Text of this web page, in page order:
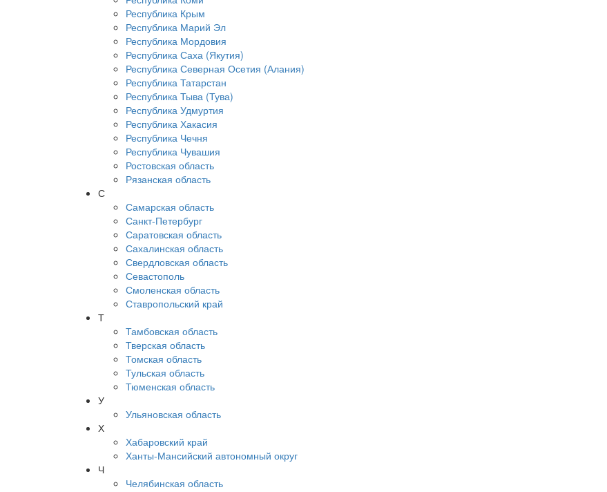
Республика Крым
Республика Марий Эл
Республика Мордовия
Республика Саха (Якутия)
Республика Северная Осетия (Алания)
Республика Татарстан
Республика Тыва (Тува)
Республика Удмуртия
Республика Хакасия
Республика Чечня
Республика Чувашия
Ростовская область
Рязанская область
С
Самарская область
Санкт-Петербург
Саратовская область
Сахалинская область
Свердловская область
Севастополь
Смоленская область
Ставропольский край
Т
Тамбовская область
Тверская область
Томская область
Тульская область
Тюменская область
У
Ульяновская область
Х
Хабаровский край
Ханты-Мансийский автономный округ
Ч
Челябинская область